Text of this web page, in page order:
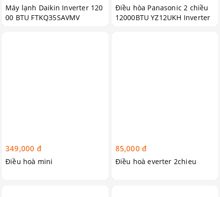
Máy lạnh Daikin Inverter 120
00 BTU FTKQ35SAVMV
Điều hòa Panasonic 2 chiều
12000BTU YZ12UKH Inverter
349,000 đ
Điều hoà mini
85,000 đ
Điều hoà everter 2chieu